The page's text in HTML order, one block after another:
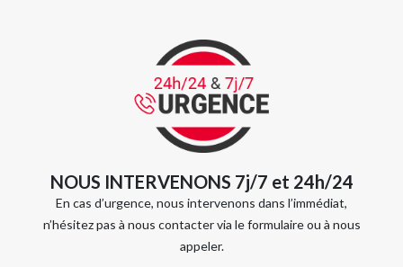
NOUS INTERVENONS 7j/7 et 24h/24
En cas d’urgence, nous intervenons dans l’immédiat,
n’hésitez pas à nous contacter via le formulaire ou à nous
appeler.